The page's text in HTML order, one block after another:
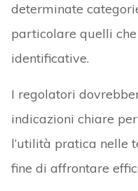
determinate
particolare quelli
identificative.
I regolatori
indicazioni chiare
l’utilità pratica nelle
fine di affrontare